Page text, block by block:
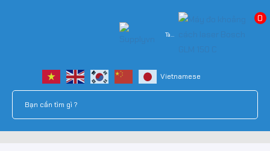
Tài
0